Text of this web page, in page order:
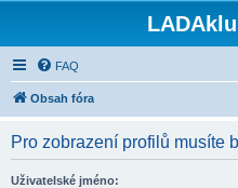
FAQ
Obsah fóra
Pro zobrazení profilů musíte
Uživatelské jméno: